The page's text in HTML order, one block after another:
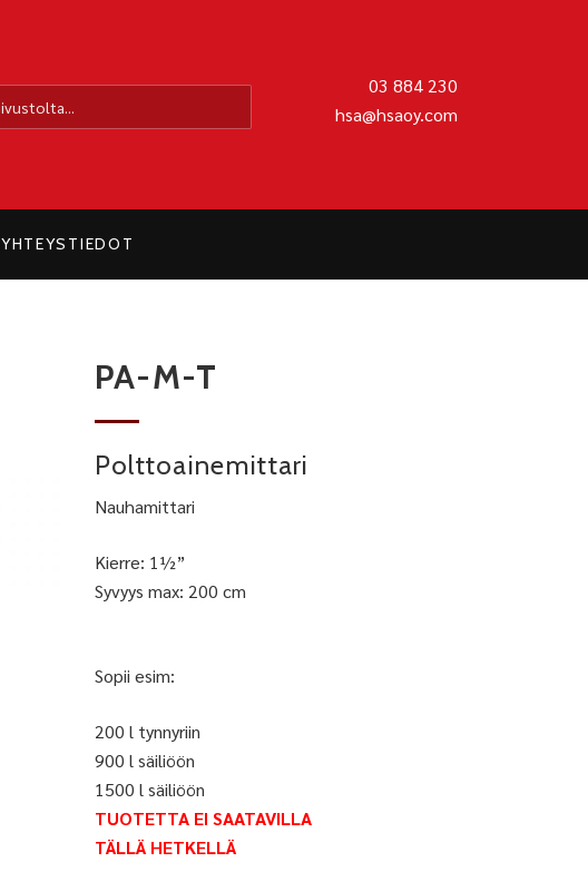
03 884 230
hsa@hsaoy.com
YHTEYSTIEDOT
PA-M-T
Polttoainemittari
Nauhamittari
Kierre: 1½”
Syvyys max: 200 cm
Sopii esim:
200 l tynnyriin
900 l säiliöön
1500 l säiliöön
TUOTETTA EI SAATAVILLA
TÄLLÄ HETKELLÄ